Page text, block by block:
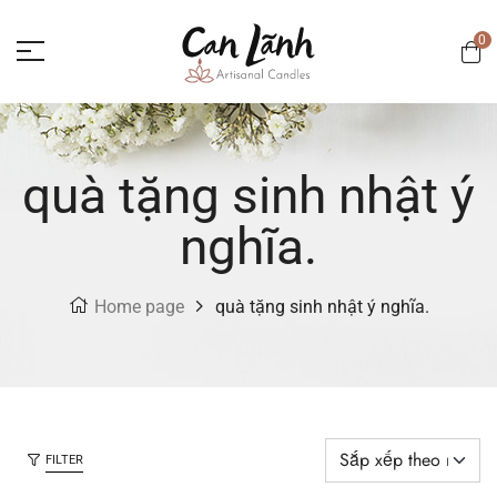
0
quà tặng sinh nhật ý
nghĩa.
Home page quà tặng sinh nhật ý nghĩa.
FILTER